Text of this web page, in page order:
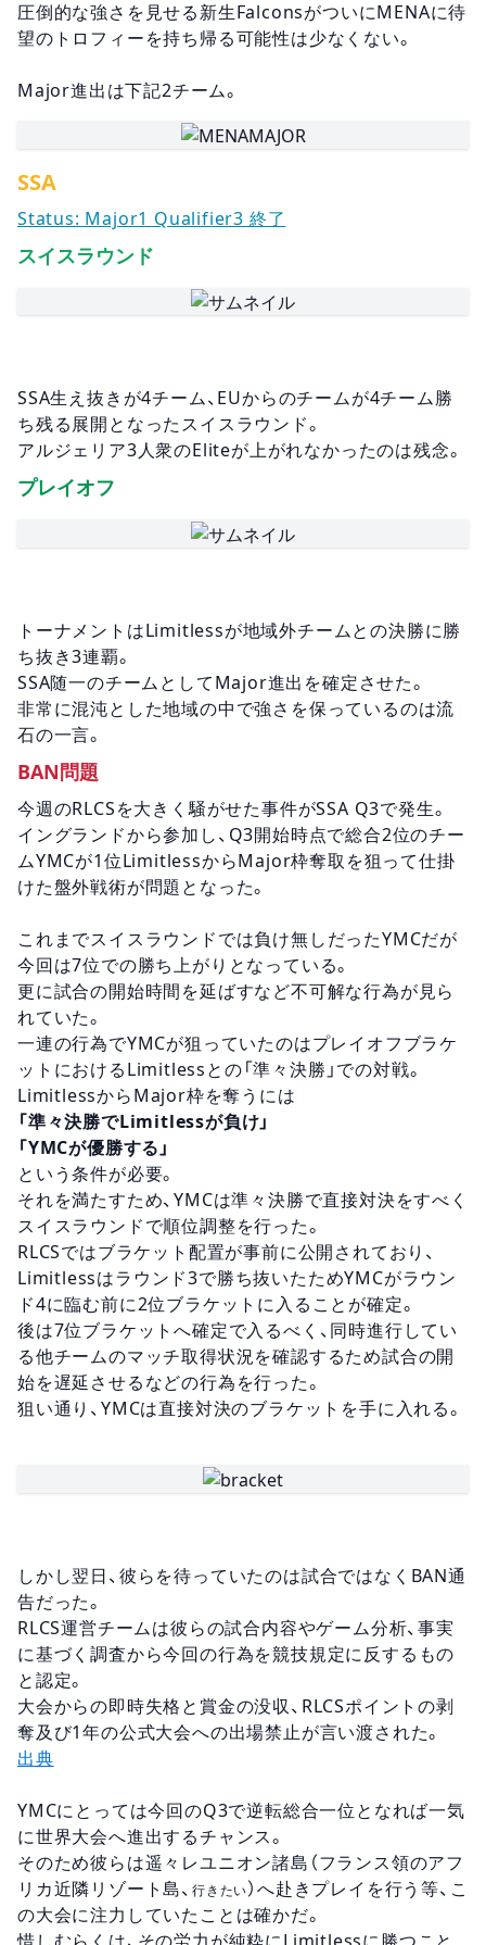
圧倒的な強さを見せる新生FalconsがついにMENAに待
望のトロフィーを持ち帰る可能性は少なくない。
Major進出は下記2チーム。
SSA
Status: Major1 Qualifier3 終了
スイスラウンド
SSA生え抜きが4チーム、EUからのチームが4チーム勝
ち残る展開となったスイスラウンド。
アルジェリア3人衆のEliteが上がれなかったのは残念。
プレイオフ
トーナメントはLimitlessが地域外チームとの決勝に勝
ち抜き3連覇。
SSA随一のチームとしてMajor進出を確定させた。
非常に混沌とした地域の中で強さを保っているのは流
石の一言。
BAN問題
今週のRLCSを大きく騒がせた事件がSSA Q3で発生。
イングランドから参加し、Q3開始時点で総合2位のチー
ムYMCが1位LimitlessからMajor枠奪取を狙って仕掛
けた盤外戦術が問題となった。
これまでスイスラウンドでは負け無しだったYMCだが
今回は7位での勝ち上がりとなっている。
更に試合の開始時間を延ばすなど不可解な行為が見ら
れていた。
一連の行為でYMCが狙っていたのはプレイオフブラケ
ットにおけるLimitlessとの「準々決勝」での対戦。
LimitlessからMajor枠を奪うには
「準々決勝でLimitlessが負け」
「YMCが優勝する」
という条件が必要。
それを満たすため、YMCは準々決勝で直接対決をすべく
スイスラウンドで順位調整を行った。
RLCSではブラケット配置が事前に公開されており、
Limitlessはラウンド3で勝ち抜いたためYMCがラウン
ド4に臨む前に2位ブラケットに入ることが確定。
後は7位ブラケットへ確定で入るべく、同時進行してい
る他チームのマッチ取得状況を確認するため試合の開
始を遅延させるなどの行為を行った。
狙い通り、YMCは直接対決のブラケットを手に入れる。
しかし翌日、彼らを待っていたのは試合ではなくBAN通
告だった。
RLCS運営チームは彼らの試合内容やゲーム分析、事実
に基づく調査から今回の行為を競技規定に反するもの
と認定。
大会からの即時失格と賞金の没収、RLCSポイントの剥
奪及び1年の公式大会への出場禁止が言い渡された。
出典
YMCにとっては今回のQ3で逆転総合一位となれば一気
に世界大会へ進出するチャンス。
そのため彼らは遥々レユニオン諸島（フランス領のアフ
リカ近隣リゾート島、 行きたい ）へ赴きプレイを行う等、こ
の大会に注力していたことは確かだ。
惜しむらくは、その労力が純粋にLimitlessに勝つこと